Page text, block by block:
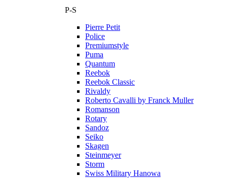
P-S
Pierre Petit
Police
Premiumstyle
Puma
Quantum
Reebok
Reebok Classic
Rivaldy
Roberto Cavalli by Franck Muller
Romanson
Rotary
Sandoz
Seiko
Skagen
Steinmeyer
Storm
Swiss Military Hanowa